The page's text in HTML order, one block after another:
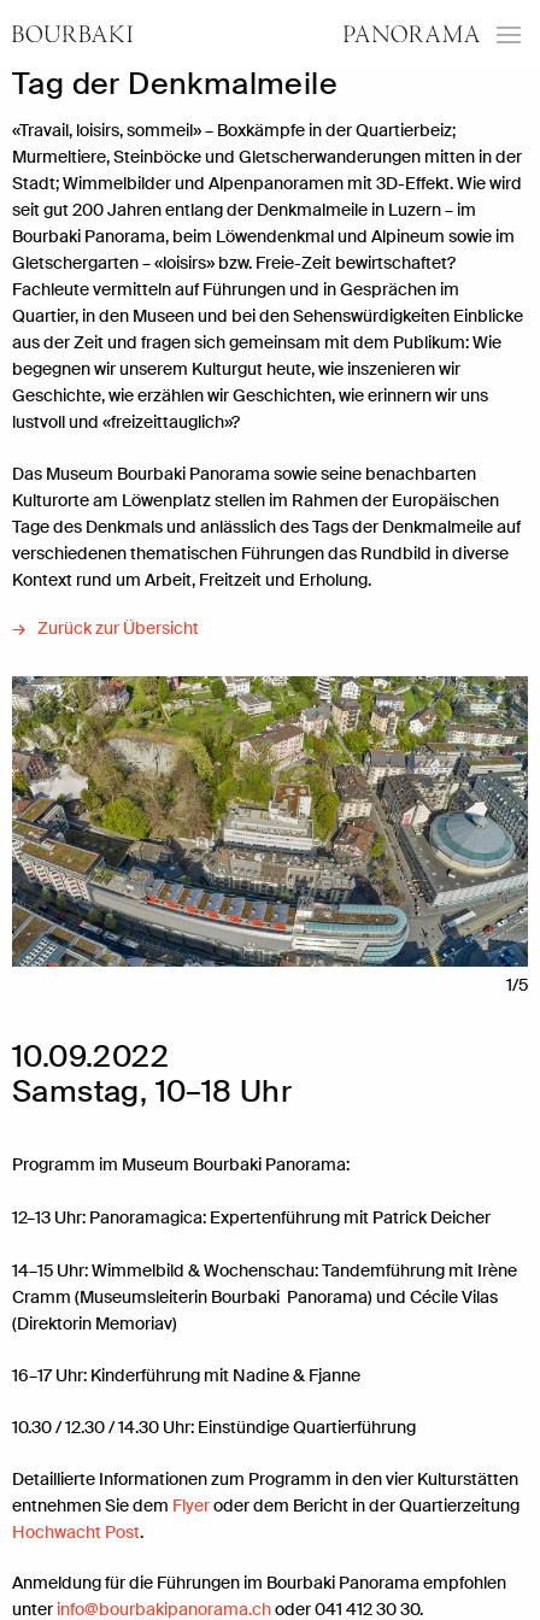
Tag der Denkmalmeile
«Travail, loisirs, sommeil» – Boxkämpfe in der Quartierbeiz;
Murmeltiere, Steinböcke und Gletscherwanderungen mitten in der
Stadt; Wimmelbilder und Alpenpanoramen mit 3D-Effekt. Wie wird
seit gut 200 Jahren entlang der Denkmalmeile in Luzern – im
Bourbaki Panorama, beim Löwendenkmal und Alpineum sowie im
Gletschergarten – «loisirs» bzw. Freie-Zeit bewirtschaftet?
Fachleute vermitteln auf Führungen und in Gesprächen im
Quartier, in den Museen und bei den Sehenswürdigkeiten Einblicke
aus der Zeit und fragen sich gemeinsam mit dem Publikum: Wie
begegnen wir unserem Kulturgut heute, wie inszenieren wir
Geschichte, wie erzählen wir Geschichten, wie erinnern wir uns
lustvoll und «freizeittauglich»?
Das Museum Bourbaki Panorama sowie seine benachbarten
Kulturorte am Löwenplatz stellen im Rahmen der Europäischen
Tage des Denkmals und anlässlich des Tags der Denkmalmeile auf
verschiedenen thematischen Führungen das Rundbild in diverse
Kontext rund um Arbeit, Freitzeit und Erholung.
Zurück zur Übersicht
1/5
10.09.2022
Samstag, 10–18 Uhr
Programm im Museum Bourbaki Panorama:
12–13 Uhr: Panoramagica: Expertenführung mit Patrick Deicher
14–15 Uhr: Wimmelbild & Wochenschau: Tandemführung mit Irène
Cramm (Museumsleiterin Bourbaki Panorama) und Cécile Vilas
(Direktorin Memoriav)
16–17 Uhr: Kinderführung mit Nadine & Fjanne
10.30 / 12.30 / 14.30 Uhr: Einstündige Quartierführung
Detaillierte Informationen zum Programm in den vier Kulturstätten
entnehmen Sie dem Flyeroder dem Bericht in der Quartierzeitung
Hochwacht Post.
Anmeldung für die Führungen im Bourbaki Panorama empfohlen
unter info@bourbakipanorama.choder 041 412 30 30.